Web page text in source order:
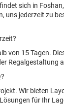
sich in
uns jederzeit zu
von 15 Tagen.
Regalgestaltung
Wir bieten
für Ihr